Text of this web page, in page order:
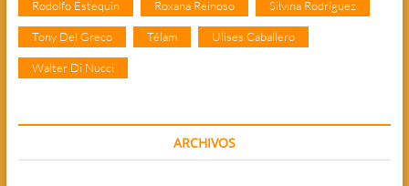
Rodolfo Estequin Roxana Reinoso Silvina Rodríguez
Tony Del Greco Télam Ulises Caballero
Walter Di Nucci
ARCHIVOS